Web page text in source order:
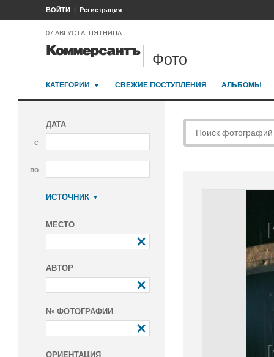
ВОЙТИ Регистрация
07 АВГУСТА, ПЯТНИЦА
Фото
КАТЕГОРИИ СВЕЖИЕ ПОСТУПЛЕНИЯ АЛЬБОМЫ
ДАТА
с
по
ИСТОЧНИК
МЕСТО
АВТОР
№ ФОТОГРАФИИ
ОРИЕНТАЦИЯ